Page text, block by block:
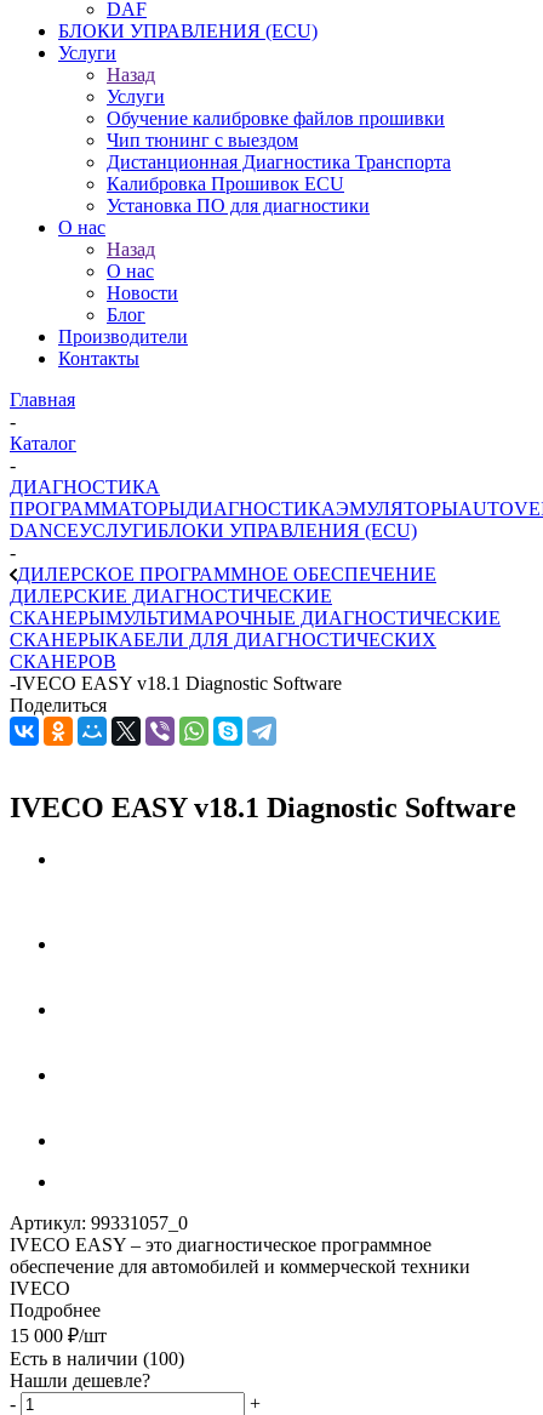
DAF
БЛОКИ УПРАВЛЕНИЯ (ECU)
Услуги
Назад
Услуги
Обучение калибровке файлов прошивки
Чип тюнинг с выездом
Дистанционная Диагностика Транспорта
Калибровка Прошивок ECU
Установка ПО для диагностики
О нас
Назад
О нас
Новости
Блог
Производители
Контакты
Главная
-
Каталог
-
ДИАГНОСТИКА
ПРОГРАММАТОРЫДИАГНОСТИКАЭМУЛЯТОРЫ
DANCEУСЛУГИБЛОКИ УПРАВЛЕНИЯ (ECU)
-
ДИЛЕРСКОЕ ПРОГРАММНОЕ ОБЕСПЕЧЕНИЕ
ДИЛЕРСКИЕ ДИАГНОСТИЧЕСКИЕ
СКАНЕРЫМУЛЬТИМАРОЧНЫЕ ДИАГНОСТИЧЕСКИЕ
СКАНЕРЫКАБЕЛИ ДЛЯ ДИАГНОСТИЧЕСКИХ
СКАНЕРОВ
-IVECO EASY v18.1 Diagnostic Software
Поделиться
IVECO EASY v18.1 Diagnostic Software
Артикул: 99331057_0
IVECO EASY – это диагностическое программное
обеспечение для автомобилей и коммерческой техники
IVECO
Подробнее
15 000 ₽/шт
Есть в наличии (100)
Нашли дешевле?
-
+